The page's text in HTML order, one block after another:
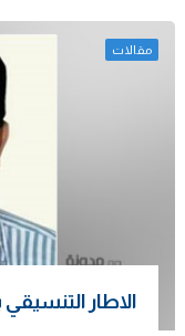
مقالات
الاطار التنسيقي